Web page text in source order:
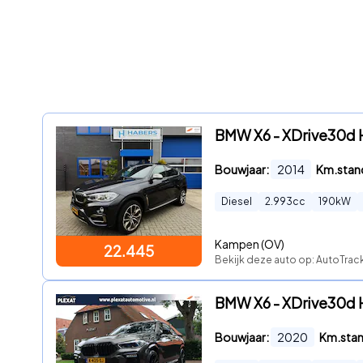
22.445
BMW X6 -
Bouwjaar: 2014
Diesel 2.993cc 190 kW
Kampen (OV)
Bekijk deze auto op:
BMW X6 -
Bouwjaar: 2020